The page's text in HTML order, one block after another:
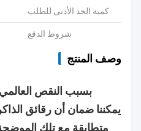
كمية الحد الأدنى للطلب
شروط الدفع
وصف المنتج
يمكننا ضمان أن رقائق
متطابقة مع تلك